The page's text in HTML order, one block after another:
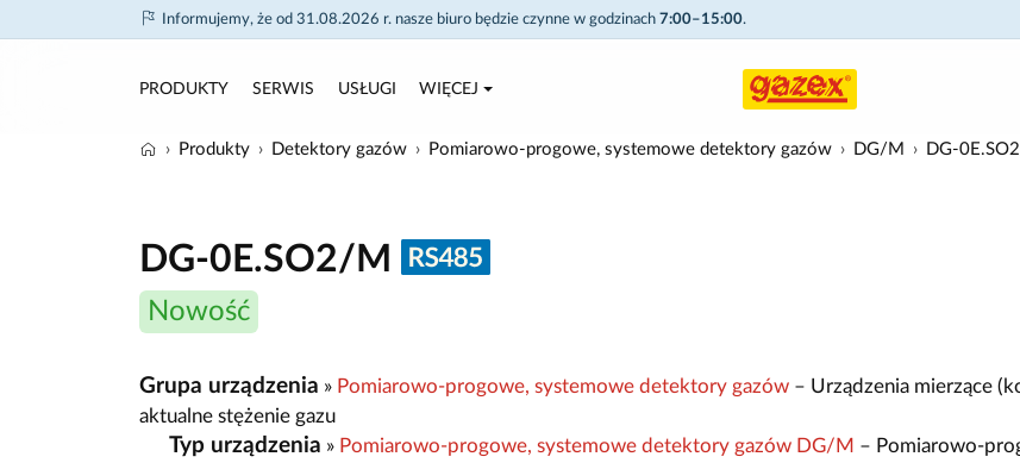
Informujemy, że od 31.08.2026 r. nasze biuro będzie czynne w godzinach 7:00–15:00.
PRODUKTY SERWIS USŁUGI WIĘCEJ
Produkty Detektory gazów Pomiarowo-progowe, systemowe detektory gazów DG/M DG-
DG-0E.SO2/M
Nowość
Grupa urządzenia » Pomiarowo-progowe, systemowe detektory gazów – Urządzenia mierzące
aktualne stężenie gazu
Typ urządzenia » Pomiarowo-progowe, systemowe detektory gazów DG/M – Pomiarowo-